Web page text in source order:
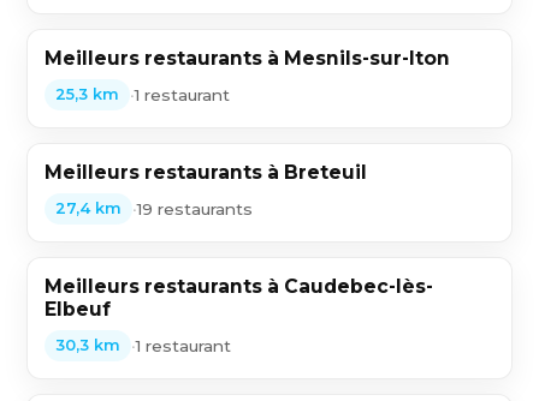
Meilleurs restaurants à Mesnils-sur-Iton
25,3 km •1 restaurant
Meilleurs restaurants à Breteuil
27,4 km •19 restaurants
Meilleurs restaurants à Caudebec-lès-
Elbeuf
30,3 km •1 restaurant